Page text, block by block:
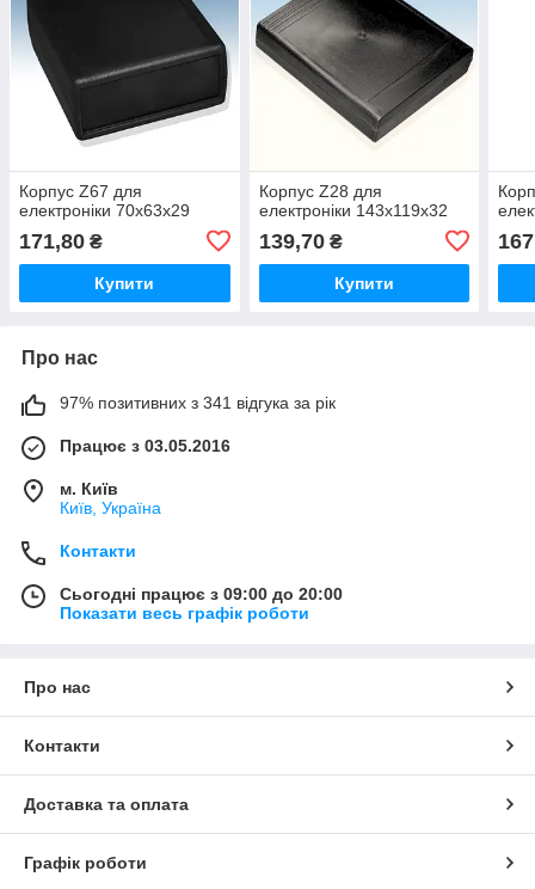
Корпус Z67 для
електроніки 70х63х29
171,80 ₴
Купити
Корпус Z28 для
електроніки 143х119х32
139,70₴
Купити
Про нас
97% позитивних з 341 відгука за рік
Працює з 03.05.2016
м. Київ
Київ, Україна
Контакти
Сьогодні працює з 09:00 до 20:00
Показати весь графік роботи
Про нас
Контакти
Доставка та оплата
Графік роботи